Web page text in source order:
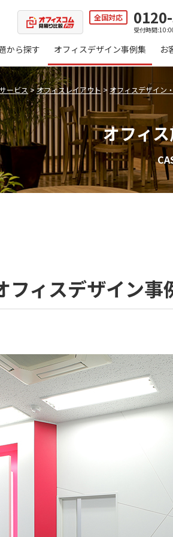
全国対応
受付時間
から探す オフィスデザイン事例集 お
ービス>オフィスレイアウト > オフィスデザイン
オフィ
ィスデザイン事